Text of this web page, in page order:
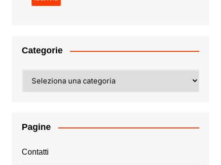
Categorie
Pagine
Contatti